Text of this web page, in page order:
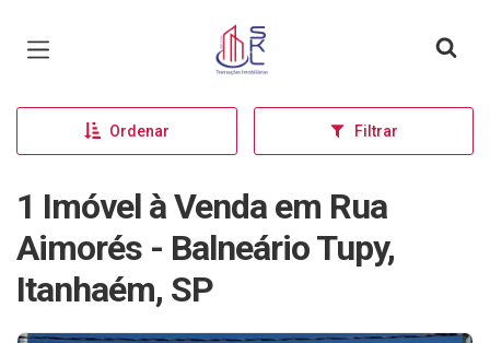
Página inicial
Ordenar Filtrar
1 Imóvel à Venda em Rua
Aimorés - Balneário Tupy,
Itanhaém, SP